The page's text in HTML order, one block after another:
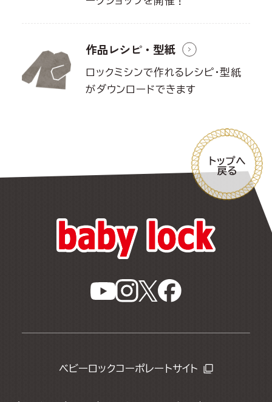
作品レシピ・型紙
ロックミシンで作れるレシピ・型紙
がダウンロードできます
ベビーロックコーポレートサイト